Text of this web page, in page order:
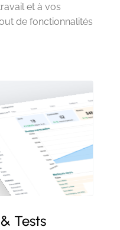
et à vos
de fonctionnalités
Tests